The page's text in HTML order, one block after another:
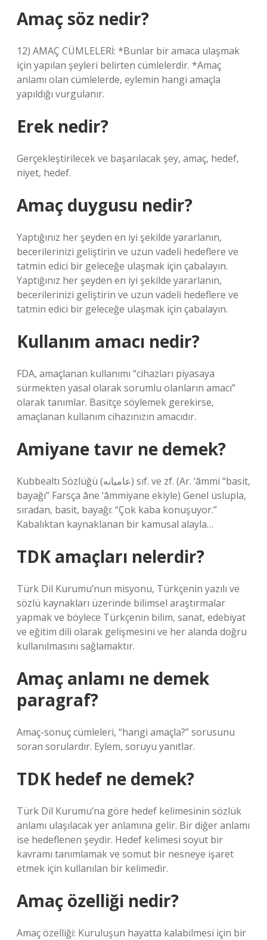
Amaç söz nedir?
12) AMAÇ CÜMLELERİ: *Bunlar bir amaca ulaşmak
için yapılan şeyleri belirten cümlelerdir. *Amaç
anlamı olan cümlelerde, eylemin hangi amaçla
yapıldığı vurgulanır.
Erek nedir?
Gerçekleştirilecek ve başarılacak şey, amaç, hedef,
niyet, hedef.
Amaç duygusu nedir?
Yaptığınız her şeyden en iyi şekilde yararlanın,
becerilerinizi geliştirin ve uzun vadeli hedeflere ve
tatmin edici bir geleceğe ulaşmak için çabalayın.
Yaptığınız her şeyden en iyi şekilde yararlanın,
becerilerinizi geliştirin ve uzun vadeli hedeflere ve
tatmin edici bir geleceğe ulaşmak için çabalayın.
Kullanım amacı nedir?
FDA, amaçlanan kullanımı “cihazları piyasaya
sürmekten yasal olarak sorumlu olanların amacı”
olarak tanımlar. Basitçe söylemek gerekirse,
amaçlanan kullanım cihazınızın amacıdır.
Amiyane tavır ne demek?
Kubbealtı Sözlüğü (ﻋﺎﻣﻴﺎﻧﻪ) sıf. ve zf. (Ar. ‘āmmі “basit,
bayağı” Farsça āne ‘āmmiyane ekiyle) Genel üslupla,
sıradan, basit, bayağı: “Çok kaba konuşuyor.”
Kabalıktan kaynaklanan bir kamusal alayla…
TDK amaçları nelerdir?
Türk Dil Kurumu’nun misyonu, Türkçenin yazılı ve
sözlü kaynakları üzerinde bilimsel araştırmalar
yapmak ve böylece Türkçenin bilim, sanat, edebiyat
ve eğitim dili olarak gelişmesini ve her alanda doğru
kullanılmasını sağlamaktır.
Amaç anlamı ne demek
paragraf?
Amaç-sonuç cümleleri, “hangi amaçla?” sorusunu
soran sorulardır. Eylem, soruyu yanıtlar.
TDK hedef ne demek?
Türk Dil Kurumu’na göre hedef kelimesinin sözlük
anlamı ulaşılacak yer anlamına gelir. Bir diğer anlamı
ise hedeflenen şeydir. Hedef kelimesi soyut bir
kavramı tanımlamak ve somut bir nesneye işaret
etmek için kullanılan bir kelimedir.
Amaç özelliği nedir?
Amaç özelliği: Kuruluşun hayatta kalabilmesi için bir